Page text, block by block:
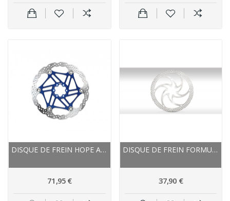
DISQUE DE FREIN HOPE ACIER INOX NEW STANDARD
71,95 €
DISQUE DE FREIN FORMULA ACIER INOX MONOBLOC...
37,90 €